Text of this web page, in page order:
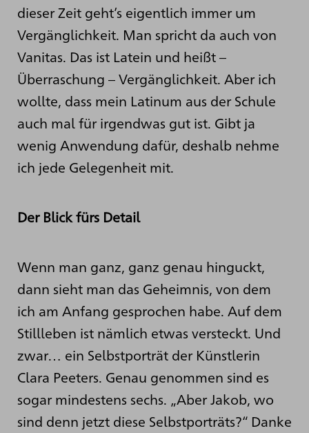
dieser Zeit geht’s eigentlich immer um
Vergänglichkeit. Man spricht da auch von
Vanitas. Das ist Latein und heißt –
Überraschung – Vergänglichkeit. Aber ich
wollte, dass mein Latinum aus der Schule
auch mal für irgendwas gut ist. Gibt ja
wenig Anwendung dafür, deshalb nehme
ich jede Gelegenheit mit.
Der Blick fürs Detail
Wenn man ganz, ganz genau hinguckt,
dann sieht man das Geheimnis, von dem
ich am Anfang gesprochen habe. Auf dem
Stillleben ist nämlich etwas versteckt. Und
zwar… ein Selbstporträt der Künstlerin
Clara Peeters. Genau genommen sind es
sogar mindestens sechs. „Aber Jakob, wo
sind denn jetzt diese Selbstporträts?“ Danke